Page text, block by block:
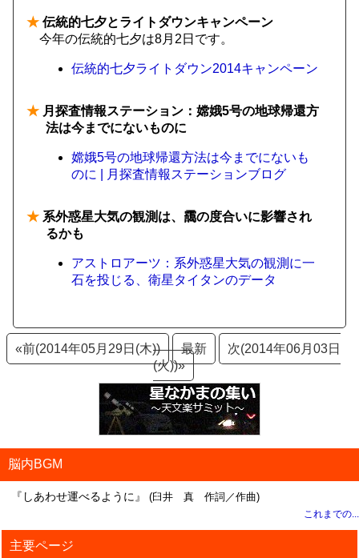
★ 伝統的七夕とライトダウンキャンペーン
今年の伝統的七夕は8月2日です。
伝統的七夕ライトダウン2014キャンペーン
★ 月探査情報ステーション：嫦娥5号の地球帰還方
法は今までにないものに
嫦娥5号の地球帰還方法は今までにないも
のに | 月探査情報ステーションブログ
★ 系外惑星大気の観測は、靄の度合いに影響され
るかも
アストロアーツ：系外惑星大気の観測に一
石を投じる、衛星タイタンのデータ
«前(2014年05月29日(木)) 最新
次(2014年06月03日
(火))»
脳内BGM
『しあわせ運べるように』 (臼井 真 作詞／作曲)
これまでの...
主要ページ